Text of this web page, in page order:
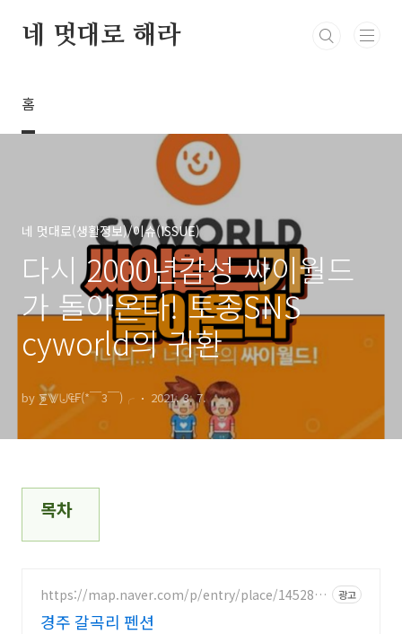
네 멋대로 해라
홈
네 멋대로(생활정보)/이슈(ISSUE)
다시 2000년감성 싸이월드
가 돌아온다! 토종SNS
cyworld의 귀환
by ⨊⨈⨄₠₣(*￣3￣)╭ 2021. 3. 7.
목차
https://map.naver.com/p/entry/place/1452843
광고
경주 갈곡리 펜션